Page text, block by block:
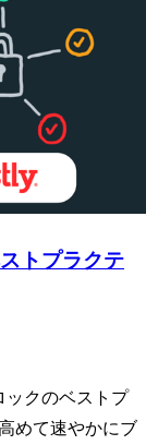
トプラクテ
ックのベストプ
めて速やかにブ